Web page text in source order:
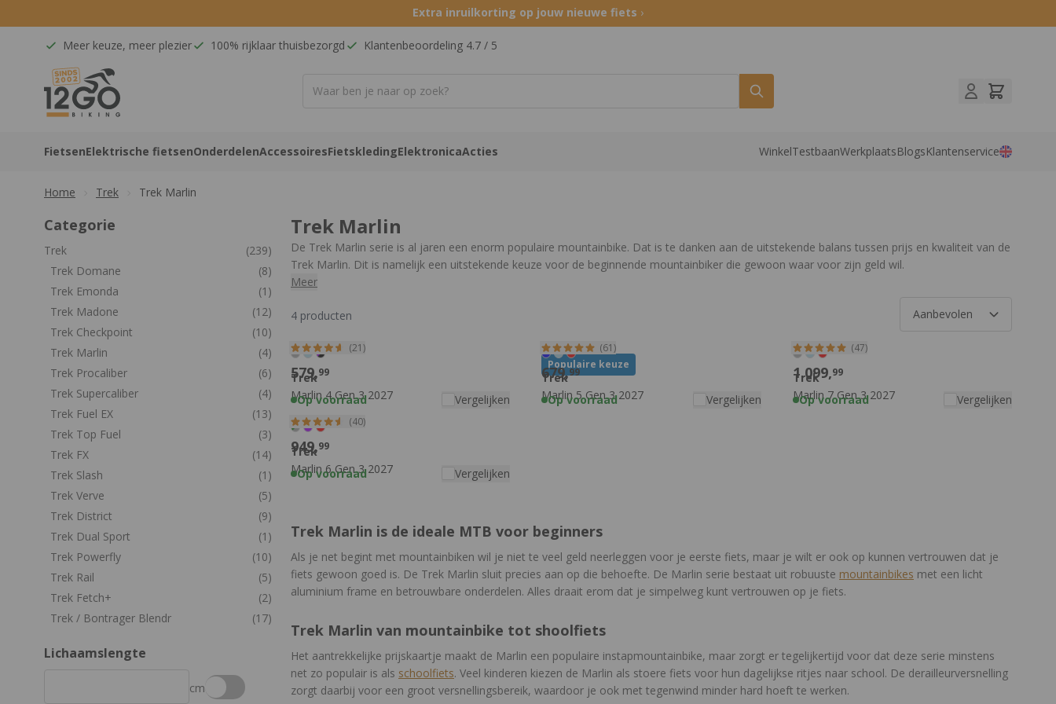
Extra inruilkorting op jouw nieuwe fiets ›
Meer keuze, meer plezier 100% rijklaar thuisbezorgd Klantenbeoordeling 4.7 / 5
12GO Biking
FietsenElektrische fietsenOnderdelenAccessoiresFietskledingElektronicaActies WinkelTestbaanWerkplaatsBlogsKlantenservice
Home Trek Trek Marlin
Categorie
Trek
(239)
Trek Domane
(8)
Trek Emonda
(1)
Trek Madone
(12)
Trek Checkpoint
(10)
Trek Marlin
(4)
Trek Procaliber
(6)
Trek Supercaliber
(4)
Trek Fuel EX
(13)
Trek Top Fuel
(3)
Trek FX
(14)
Trek Slash
(1)
Trek Verve
(5)
Trek District
(9)
Trek Dual Sport
(1)
Trek Powerfly
(10)
Trek Rail
(5)
Trek Fetch+
(2)
Trek / Bontrager Blendr
(17)
Lichaamslengte
cm
Trek Marlin
De Trek Marlin serie is al jaren een enorm populaire mountainbike. Dat is te danken aan de uitstekende balans tussen prijs en kwaliteit van de
Trek Marlin. Dit is namelijk een uitstekende keuze voor de beginnende mountainbiker die gewoon waar voor zijn geld wil.
Meer
4 producten
Trek
Marlin 4 Gen 3 2027
(21)
579,99
Op voorraad Vergelijken
Populaire keuze
Trek
Marlin 5 Gen 3 2027
(61)
679,99
Op voorraad Vergelijken
Trek
Marlin 7 Gen 3 2027
(47)
1.099,99
Op voorraad Vergelijken
Trek
Marlin 6 Gen 3 2027
(40)
949,99
Op voorraad Vergelijken
Trek Marlin is de ideale MTB voor beginners
Als je net begint met mountainbiken wil je niet te veel geld neerleggen voor je eerste fiets, maar je wilt er ook op kunnen vertrouwen dat je
fiets gewoon goed is. De Trek Marlin sluit precies aan op die behoefte. De Marlin serie bestaat uit robuuste mountainbikes met een licht
aluminium frame en betrouwbare onderdelen. Alles draait erom dat je simpelweg kunt vertrouwen op je fiets.
Trek Marlin van mountainbike tot shoolfiets
Het aantrekkelijke prijskaartje maakt de Marlin een populaire instapmountainbike, maar zorgt er tegelijkertijd voor dat deze serie minstens
net zo populair is als schoolfiets. Veel kinderen kiezen de Marlin als stoere fiets voor hun dagelijkse ritjes naar school. De derailleurversnelling
zorgt daarbij voor een groot versnellingsbereik, waardoor je ook met tegenwind minder hard hoeft te werken.